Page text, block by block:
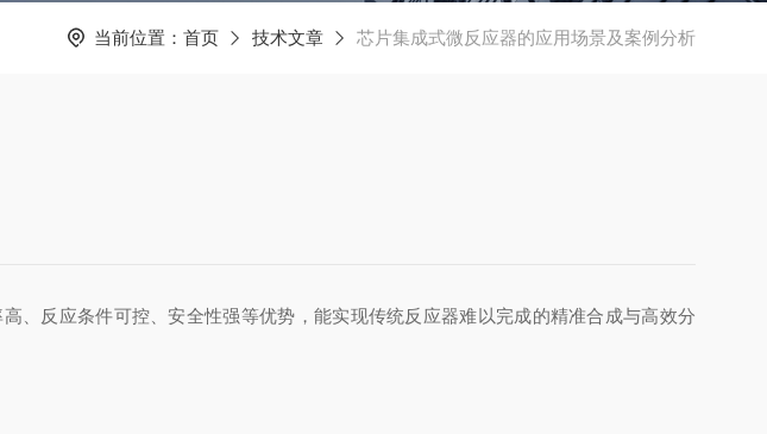
当前位置： 首页 技术文章 芯片集成式微反应器的应用场景及案例分析
、反应条件可控、安全性强等优势，能实现传统反应器难以完成的精准合成与高效分